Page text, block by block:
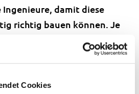
Cookies
damit diese
richtig bauen können. Je
das Flussgefälle ist, aus
Flusssohle besteht und wie
andere Anzahl Blöcke und